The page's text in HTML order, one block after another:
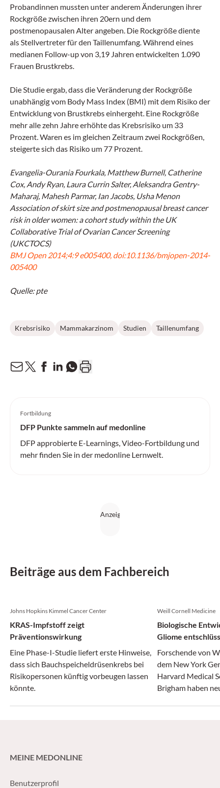
Probandinnen mussten unter anderem Änderungen ihrer
Rockgröße zwischen ihren 20ern und dem
postmenopausalen Alter angeben. Die Rockgröße diente
als Stellvertreter für den Taillenumfang. Während eines
medianen Follow-up von 3,19 Jahren entwickelten 1.090
Frauen Brustkrebs.
Die Studie ergab, dass die Veränderung der Rockgröße
unabhängig vom Body Mass Index (BMI) mit dem Risiko der
Entwicklung von Brustkrebs einhergeht. Eine Rockgröße
mehr alle zehn Jahre erhöhte das Krebsrisiko um 33
Prozent. Waren es im gleichen Zeitraum zwei Rockgrößen,
steigerte sich das Risiko um 77 Prozent.
Evangelia-Ourania Fourkala, Matthew Burnell, Catherine
Cox, Andy Ryan, Laura Currin Salter, Aleksandra Gentry-
Maharaj, Mahesh Parmar, Ian Jacobs, Usha Menon
Association of skirt size and postmenopausal breast cancer
risk in older women: a cohort study within the UK
Collaborative Trial of Ovarian Cancer Screening
(UKCTOCS)
BMJ Open 2014;4:9 e005400, doi:10.1136/bmjopen-2014-
005400
Quelle: pte
Krebsrisiko Mammakarzinom Studien Taillenumfang
Fortbildung
DFP Punkte sammeln auf medonline
DFP approbierte E-Learnings, Video-Fortbildung und
mehr finden Sie in der medonline Lernwelt.
Beiträge aus dem Fachbereich
Johns Hopkins Kimmel Cancer Center
KRAS-Impfstoff zeigt
Präventionswirkung
Eine Phase-I-Studie liefert erste Hinweise,
dass sich Bauchspeicheldrüsenkrebs bei
Risikopersonen künftig vorbeugen lassen
könnte.
Weill Cornell Medicine
Biologische
Gliome
Forschende von
dem New York
Harvard Medical
Brigham haben
MEINE MEDONLINE
Benutzerprofil